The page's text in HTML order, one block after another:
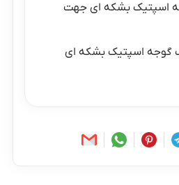
اسپتیک بشکه ای جهت
گوجه اسپتیک بشکه ای